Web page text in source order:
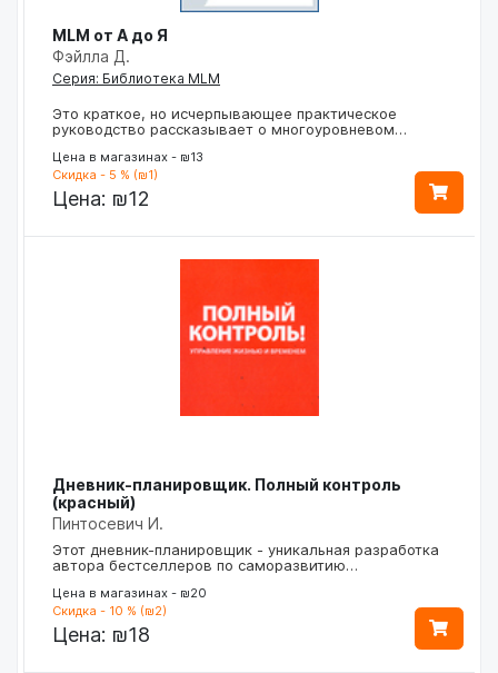
MLM от А до Я
Фэйлла Д.
Серия: Библиотека MLM
Это краткое, но исчерпывающее практическое
руководство рассказывает о многоуровневом…
Цена в магазинах - ₪13
Скидка - 5 % (₪1)
Цена: ₪12
Дневник-планировщик. Полный контроль
(красный)
Пинтосевич И.
Этот дневник-планировщик - уникальная разработка
автора бестселлеров по саморазвитию…
Цена в магазинах - ₪20
Скидка - 10 % (₪2)
Цена: ₪18